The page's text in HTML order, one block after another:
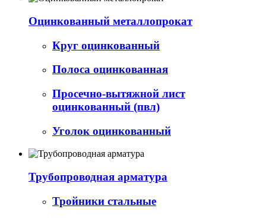
Оцинкованный металлопрокат
Круг оцинкованный
Полоса оцинкованная
Просечно-вытяжной лист
оцинкованный (пвл)
Уголок оцинкованный
Трубопроводная арматура
Тройники стальные